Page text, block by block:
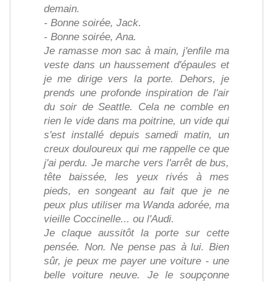
demain.
- Bonne soirée, Jack.
- Bonne soirée, Ana.
Je ramasse mon sac à main, j'enfile ma
veste dans un haussement d'épaules et
je me dirige vers la porte. Dehors, je
prends une profonde inspiration de l'air
du soir de Seattle. Cela ne comble en
rien le vide dans ma poitrine, un vide qui
s'est installé depuis samedi matin, un
creux douloureux qui me rappelle ce que
j'ai perdu. Je marche vers l'arrêt de bus,
tête baissée, les yeux rivés à mes
pieds, en songeant au fait que je ne
peux plus utiliser ma Wanda adorée, ma
vieille Coccinelle... ou l'Audi.
Je claque aussitôt la porte sur cette
pensée. Non. Ne pense pas à lui. Bien
sûr, je peux me payer une voiture - une
belle voiture neuve. Je le soupçonne